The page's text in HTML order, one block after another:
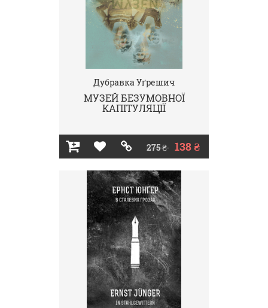
Дубравка Уґрешич
МУЗЕЙ БЕЗУМОВНОЇ
КАПІТУЛЯЦІЇ
275 ₴ 138 ₴